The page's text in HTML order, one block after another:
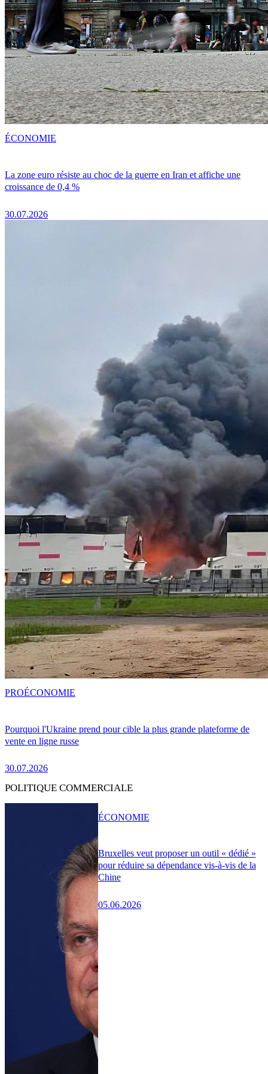
La zone euro résiste au choc de la guerre en Iran et affiche une
croissance de 0,4 %
30.07.2026
ÉCONOMIE
Pourquoi l'Ukraine prend pour cible la plus grande plateforme de
vente en ligne russe
30.07.2026
PROÉCONOMIE
POLITIQUE COMMERCIALE
Bruxelles veut proposer un outil « dédié »
pour réduire sa dépendance vis-à-vis de la
Chine
05.06.2026
ÉCONOMIE